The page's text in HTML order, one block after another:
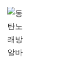
콘
텐
츠